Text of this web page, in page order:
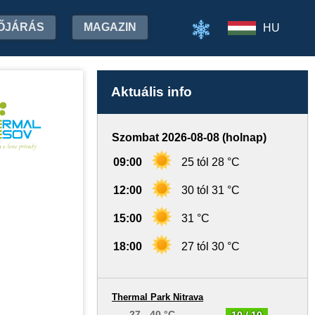
MAGAZIN HU
Aktuális info
Szombat 2026-08-08 (holnap)
09:00 25 tól 28 °C
12:00 30 tól 31 °C
15:00 31 °C
18:00 27 tól 30 °C
Thermal Park Nitrava